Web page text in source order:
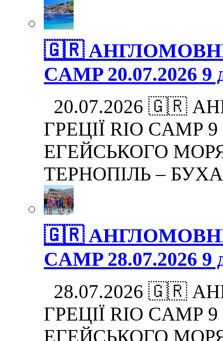
🇬🇷
CAMP 20.07.2026 9
20.07.2026 🇬🇷
ГРЕЦІЇ RIO CAMP 9
ЕГЕЙСЬКОГО
ТЕРНОПІЛЬ –
🇬🇷
CAMP 28.07.2026 9
28.07.2026 🇬🇷
ГРЕЦІЇ RIO CAMP 9
ЕГЕЙСЬКОГО